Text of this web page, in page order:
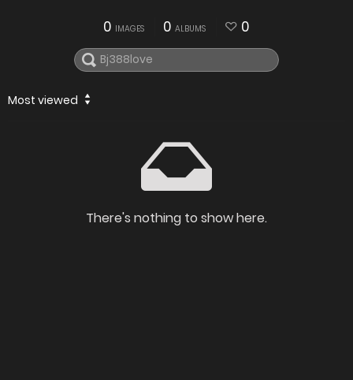
0 IMAGES 0 ALBUMS 0
Most viewed
There's nothing to show here.